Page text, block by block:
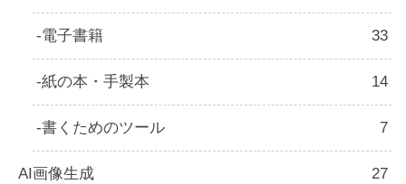
電子書籍 33
紙の本・手製本 14
書くためのツール 7
AI画像生成 27